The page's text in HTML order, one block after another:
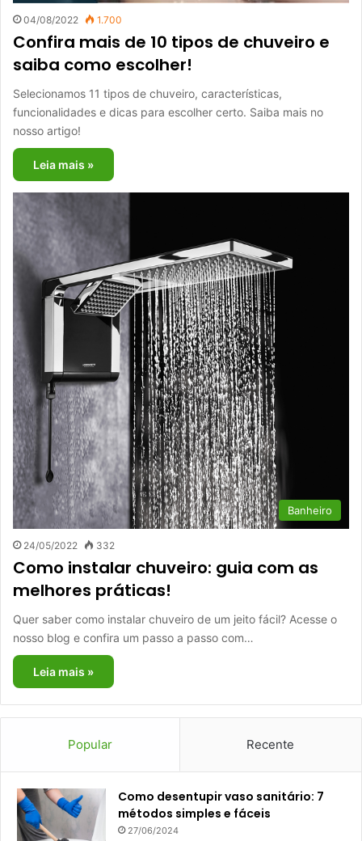
04/08/2022 1.700
Confira mais de 10 tipos de chuveiro e
saiba como escolher!
Selecionamos 11 tipos de chuveiro, características,
funcionalidades e dicas para escolher certo. Saiba mais no
nosso artigo!
Leia mais »
Banheiro
24/05/2022 332
Como instalar chuveiro: guia com as
melhores práticas!
Quer saber como instalar chuveiro de um jeito fácil? Acesse o
nosso blog e confira um passo a passo com…
Leia mais »
Popular Recente
Como desentupir vaso sanitário: 7
métodos simples e fáceis
27/06/2024